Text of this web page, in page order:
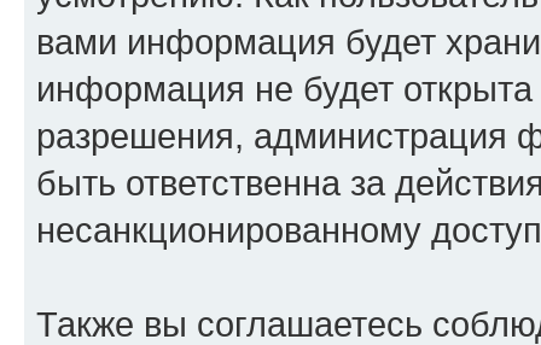
вами информация будет
информация не будет
разрешения, администрация
быть ответственна за
несанкционированному
Также вы соглашаетесь